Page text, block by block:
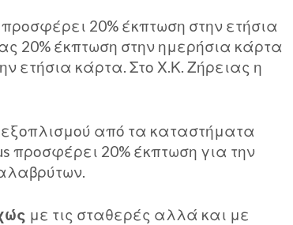
20% έκπτωση στην ετήσια
20% έκπτωση στην ημερήσια κάρτα
ετήσια κάρτα. Στο Χ.Κ. Ζήρειας η
εξοπλισμού από τα καταστήματα
προσφέρει 20% έκπτωση για την
με τις σταθερές αλλά και με